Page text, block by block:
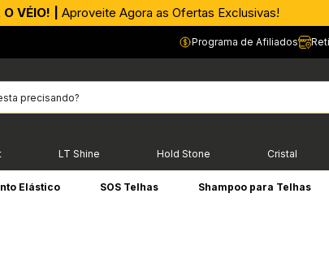
AGORA |PIX parcelado em até 4x sem Juros!*
VÉIO! | Aproveite Agora as Ofertas Exclusivas!
Programa de Afiliados
LT Shine Hold Stone Cristal
Elástico SOS Telhas Shampoo para Telhas